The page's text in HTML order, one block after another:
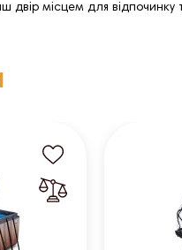
двір місцем для